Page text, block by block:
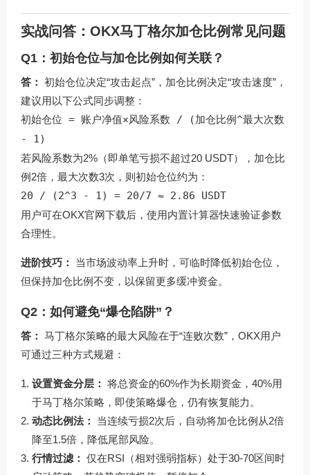
实战问答：OKX马丁格尔加仓比例常见问题
Q1：初始仓位与加仓比例如何关联？
答： 初始仓位决定“攻击起点”，加仓比例决定“攻击速度”，
建议用以下公式同步调整：
初始仓位 = 账户净值×风险系数 / (加仓比例^最大次数
- 1)
若风险系数为2%（即单笔亏损不超过20 USDT），加仓比
例2倍，最大次数3次，则初始仓位约为：
20 / (2^3 - 1) = 20/7 ≈ 2.86 USDT
用户可在OKX官网下载后，使用内置计算器快速验证参数
合理性。
进阶技巧：
当市场波动率上升时，可临时降低初始仓位，
但保持加仓比例不变，以保留更多缓冲资金。
Q2：如何避免“爆仓陷阱”？
答： 马丁格尔策略的最大风险在于“连败次数”，OKX用户
可通过三种方式规避：
设置资金分层： 将总资金的60%作为长期资金，40%用
于马丁格尔策略，即使策略爆仓，仍有恢复能力。
动态比例法：
当连续亏损2次后，自动将加仓比例从2倍
降至1.5倍，降低尾部风险。
行情过滤： 仅在RSI（相对强弱指标）处于30-70区间时